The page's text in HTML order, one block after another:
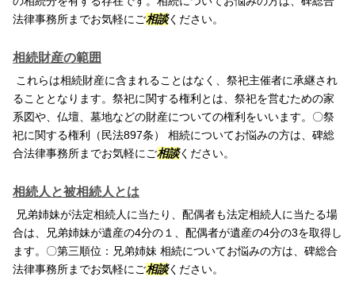
法律事務所までお気軽にご相談ください。
相続財産の範囲
これらは相続財産に含まれることはなく、祭祀主催者に承継され
ることとなります。祭祀に関する権利とは、祭祀を営むための家
系図や、仏壇、墓地などの財産についての権利をいいます。〇祭
祀に関する権利（民法897条） 相続についてお悩みの方は、碑総
合法律事務所までお気軽にご相談ください。
相続人と被相続人とは
兄弟姉妹が法定相続人に当たり、配偶者も法定相続人に当たる場
合は、兄弟姉妹が遺産の4分の１、配偶者が遺産の4分の3を取得し
ます。〇第三順位：兄弟姉妹 相続についてお悩みの方は、碑総合
法律事務所までお気軽にご相談ください。